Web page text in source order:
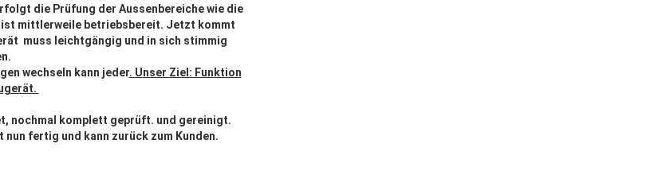
die Prüfung der Aussenbereiche wie die
ist mittlerweile betriebsbereit. Jetzt kommt
muss leichtgängig und in sich stimmig
wechseln kann jeder. Unser Ziel: Funktion
nochmal komplett geprüft. und gereinigt.
fertig und kann zurück zum Kunden.